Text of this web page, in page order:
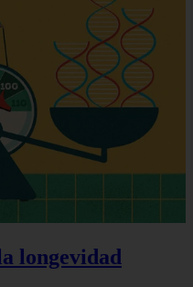
longevidad